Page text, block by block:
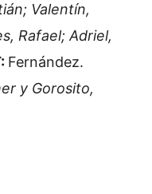
Valentín,
Rafael; Adriel,
Fernández.
y Gorosito,